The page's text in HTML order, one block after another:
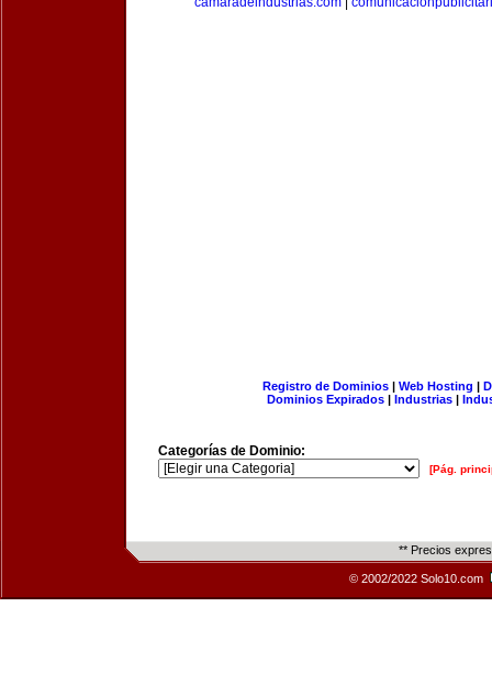
Registro de Dominios| Web Hosting |
Dominios Expirados | Industrias |
Categorías de Dominio:
[Pág.
** Precios
© 2002/2022 Solo10.com